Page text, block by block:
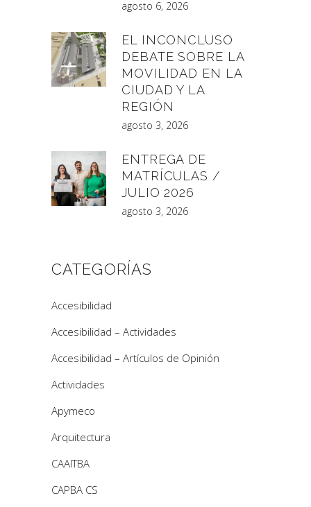
agosto 6, 2026
EL INCONCLUSO
DEBATE SOBRE LA
MOVILIDAD EN LA
CIUDAD Y LA
REGIÓN
agosto 3, 2026
ENTREGA DE
MATRÍCULAS /
JULIO 2026
agosto 3, 2026
CATEGORÍAS
Accesibilidad
Accesibilidad – Actividades
Accesibilidad – Artículos de Opinión
Actividades
Apymeco
Arquitectura
CAAITBA
CAPBA CS